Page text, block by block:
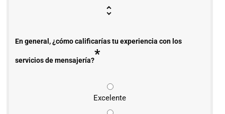
En general, ¿cómo calificarías tu experiencia con los
servicios de mensajería?*
Excelente